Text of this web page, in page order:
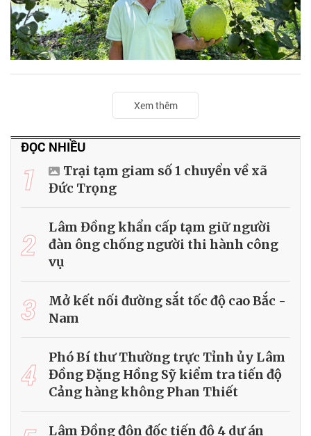
Xem thêm
ĐỌC NHIỀU
1
Trại tạm giam số 1 chuyển về xã
Đức Trọng
2
Lâm Đồng khẩn cấp tạm giữ người
đàn ông chống người thi hành công
vụ
3
Mở kết nối đường sắt tốc độ cao Bắc -
Nam
4
Phó Bí thư Thường trực Tỉnh ủy Lâm
Đồng Đặng Hồng Sỹ kiểm tra tiến độ
Cảng hàng không Phan Thiết
Lâm Đồng đôn đốc tiến độ 4 dự án